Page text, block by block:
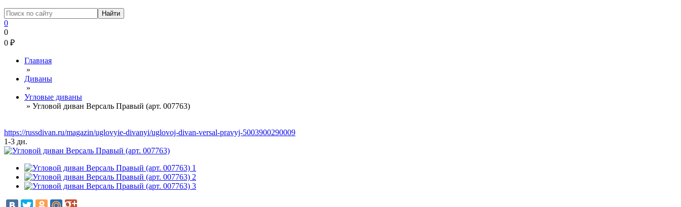
0
0
0 ₽
Главная
»
Диваны
»
Угловые диваны
» Угловой диван Версаль Правый (арт. 007763)
https://russdivan.ru/magazin/uglovyie-divanyi/uglovoj-divan-versal-pravyj-5003900290009
1-3 дн.